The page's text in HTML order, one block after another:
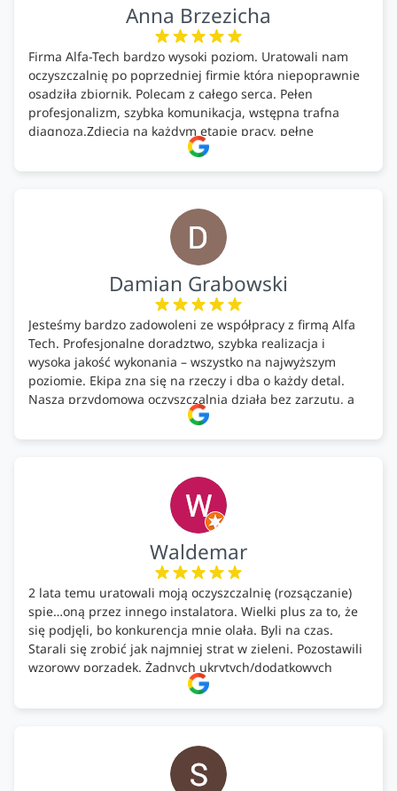
Anna Brzezicha
Firma Alfa-Tech bardzo wysoki poziom. Uratowali nam
oczyszczalnię po poprzedniej firmie która niepoprawnie
osadziła zbiornik. Polecam z całego serca. Pełen
profesjonalizm, szybka komunikacja, wstępna trafna
diagnoza.Zdjęcia na każdym etapie pracy, pełne
doradztwo.Dobrze wyszkoleni i znający się na rzeczy.
Podsumowując ekipa na wysokim poziomie, rzetelna.
Damian Grabowski
Jesteśmy bardzo zadowoleni ze współpracy z firmą Alfa
Tech. Profesjonalne doradztwo, szybka realizacja i
wysoka jakość wykonania – wszystko na najwyższym
poziomie. Ekipa zna się na rzeczy i dba o każdy detal.
Nasza przydomowa oczyszczalnia działa bez zarzutu, a
całość została wykonana zgodnie z terminem i
ustaleniami. Z czystym sumieniem polecamy Alfa Tech
ekologicznych rozwiązań!🍀
Waldemar
2 lata temu uratowali moją oczyszczalnię (rozsączanie)
spie…oną przez innego instalatora. Wielki plus za to, że
się podjęli, bo konkurencja mnie olała. Byli na czas.
Starali się zrobić jak najmniej strat w zieleni. Pozostawili
wzorowy porządek. Żadnych ukrytych/dodatkowych
kosztów. Zaskoczenie. Kontakt bardzo OK. Obsługa
pomontażowa również OK. A ich środki do oczyszczalni –